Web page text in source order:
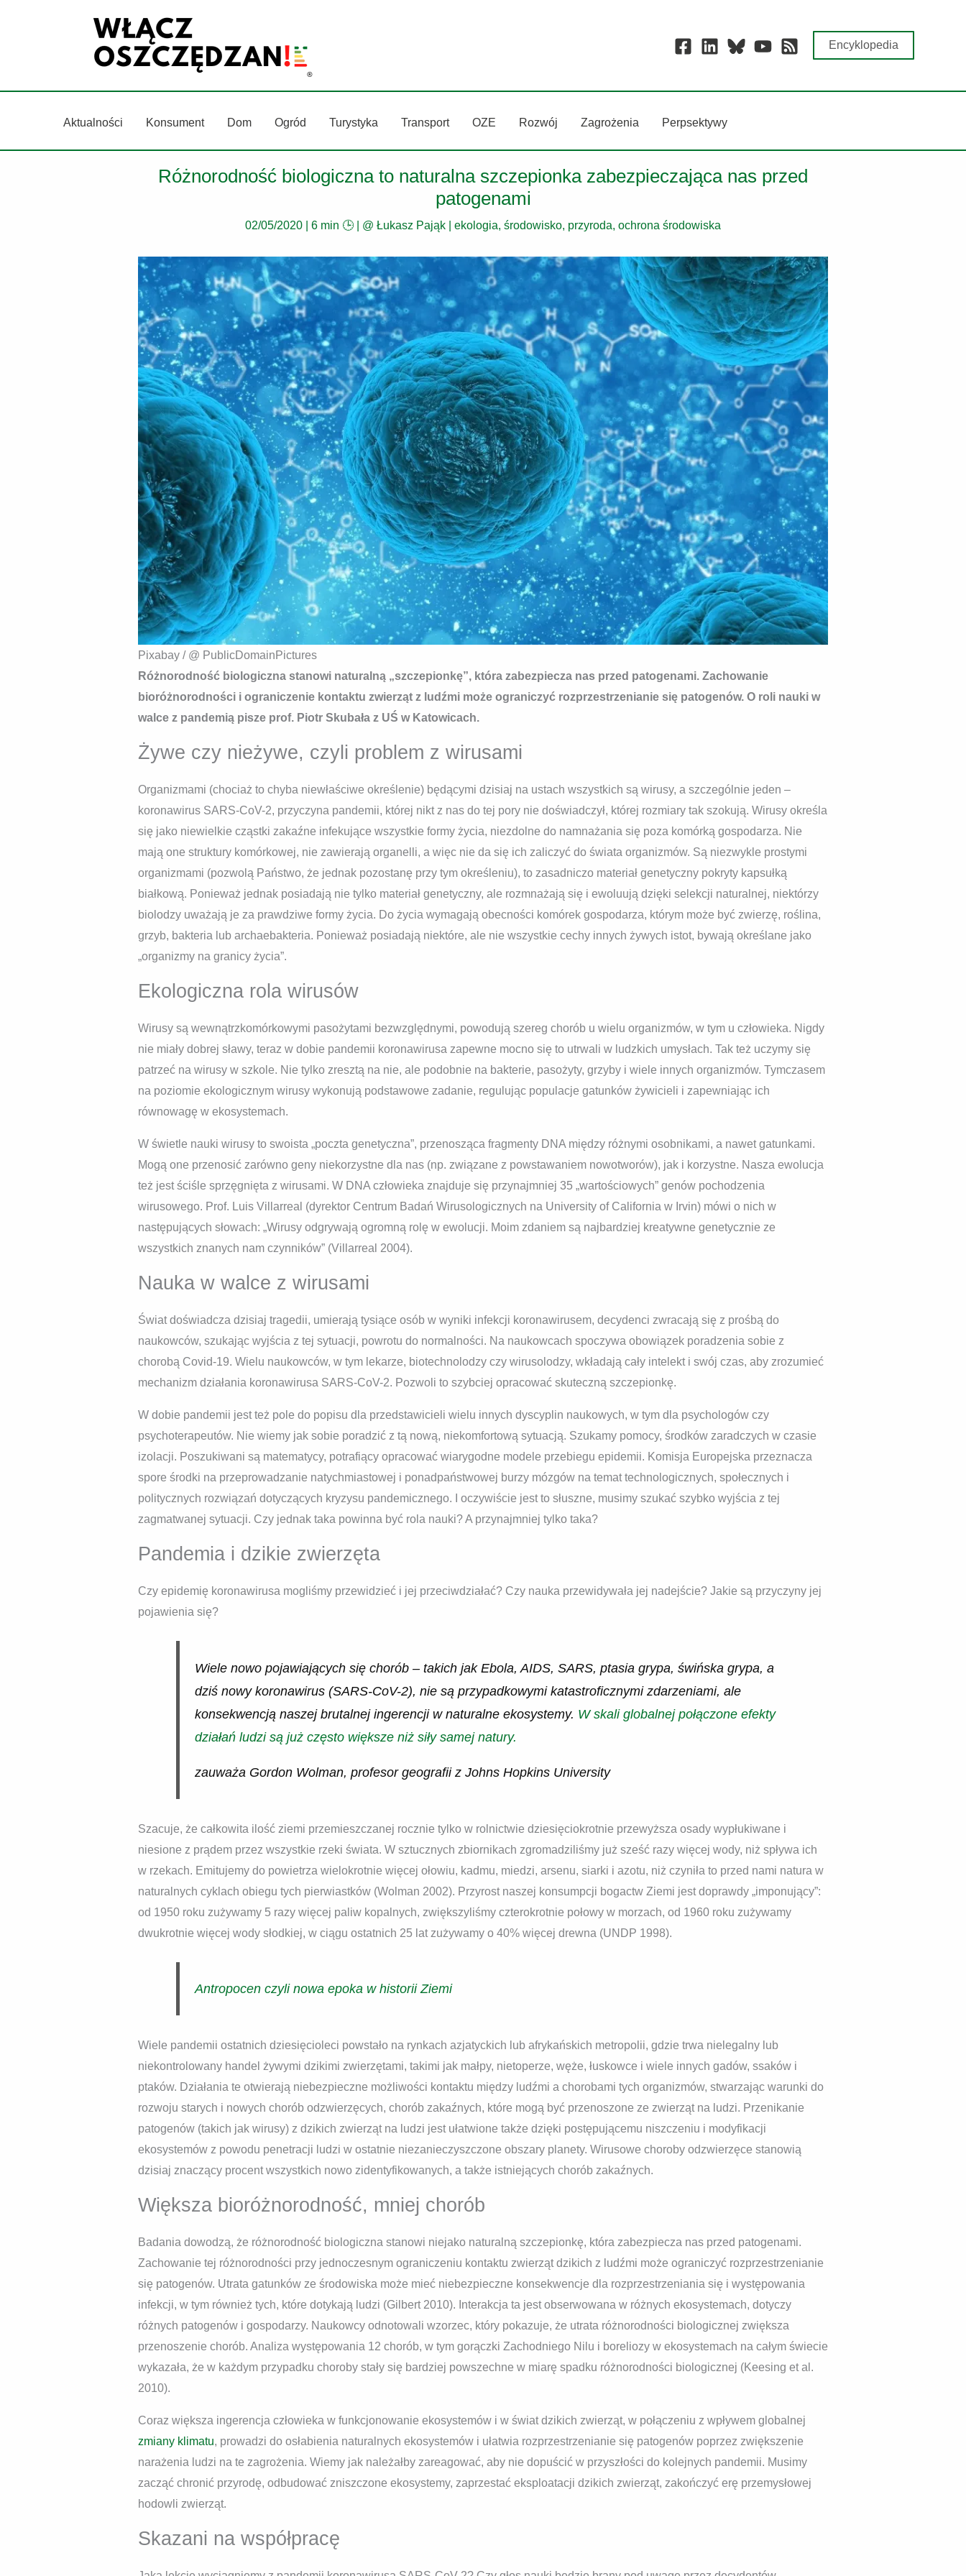
Encyklopedia
Aktualności Konsument Dom Ogród Turystyka Transport OZE Rozwój Zagrożenia Perpsektywy
Różnorodność biologiczna to naturalna szczepionka zabezpieczająca nas przed
patogenami
02/05/2020 6 min 🕒 | @ Łukasz Pająk ekologia, środowisko, przyroda, ochrona środowiska
Pixabay / @ PublicDomainPictures
Różnorodność biologiczna stanowi naturalną „szczepionkę”, która zabezpiecza nas przed patogenami. Zachowanie
bioróżnorodności i ograniczenie kontaktu zwierząt z ludźmi może ograniczyć rozprzestrzenianie się patogenów. O roli nauki w
walce z pandemią pisze prof. Piotr Skubała z UŚ w Katowicach.
Żywe czy nieżywe, czyli problem z wirusami
Organizmami (chociaż to chyba niewłaściwe określenie) będącymi dzisiaj na ustach wszystkich są wirusy, a szczególnie jeden –
koronawirus SARS-CoV-2, przyczyna pandemii, której nikt z nas do tej pory nie doświadczył, której rozmiary tak szokują. Wirusy określa
się jako niewielkie cząstki zakaźne infekujące wszystkie formy życia, niezdolne do namnażania się poza komórką gospodarza. Nie
mają one struktury komórkowej, nie zawierają organelli, a więc nie da się ich zaliczyć do świata organizmów. Są niezwykle prostymi
organizmami (pozwolą Państwo, że jednak pozostanę przy tym określeniu), to zasadniczo materiał genetyczny pokryty kapsułką
białkową. Ponieważ jednak posiadają nie tylko materiał genetyczny, ale rozmnażają się i ewoluują dzięki selekcji naturalnej, niektórzy
biolodzy uważają je za prawdziwe formy życia. Do życia wymagają obecności komórek gospodarza, którym może być zwierzę, roślina,
grzyb, bakteria lub archaebakteria. Ponieważ posiadają niektóre, ale nie wszystkie cechy innych żywych istot, bywają określane jako
„organizmy na granicy życia”.
Ekologiczna rola wirusów
Wirusy są wewnątrzkomórkowymi pasożytami bezwzględnymi, powodują szereg chorób u wielu organizmów, w tym u człowieka. Nigdy
nie miały dobrej sławy, teraz w dobie pandemii koronawirusa zapewne mocno się to utrwali w ludzkich umysłach. Tak też uczymy się
patrzeć na wirusy w szkole. Nie tylko zresztą na nie, ale podobnie na bakterie, pasożyty, grzyby i wiele innych organizmów. Tymczasem
na poziomie ekologicznym wirusy wykonują podstawowe zadanie, regulując populacje gatunków żywicieli i zapewniając ich
równowagę w ekosystemach.
W świetle nauki wirusy to swoista „poczta genetyczna”, przenosząca fragmenty DNA między różnymi osobnikami, a nawet gatunkami.
Mogą one przenosić zarówno geny niekorzystne dla nas (np. związane z powstawaniem nowotworów), jak i korzystne. Nasza ewolucja
też jest ściśle sprzęgnięta z wirusami. W DNA człowieka znajduje się przynajmniej 35 „wartościowych” genów pochodzenia
wirusowego. Prof. Luis Villarreal (dyrektor Centrum Badań Wirusologicznych na University of California w Irvin) mówi o nich w
następujących słowach: „Wirusy odgrywają ogromną rolę w ewolucji. Moim zdaniem są najbardziej kreatywne genetycznie ze
wszystkich znanych nam czynników” (Villarreal 2004).
Nauka w walce z wirusami
Świat doświadcza dzisiaj tragedii, umierają tysiące osób w wyniki infekcji koronawirusem, decydenci zwracają się z prośbą do
naukowców, szukając wyjścia z tej sytuacji, powrotu do normalności. Na naukowcach spoczywa obowiązek poradzenia sobie z
chorobą Covid-19. Wielu naukowców, w tym lekarze, biotechnolodzy czy wirusolodzy, wkładają cały intelekt i swój czas, aby zrozumieć
mechanizm działania koronawirusa SARS-CoV-2. Pozwoli to szybciej opracować skuteczną szczepionkę.
W dobie pandemii jest też pole do popisu dla przedstawicieli wielu innych dyscyplin naukowych, w tym dla psychologów czy
psychoterapeutów. Nie wiemy jak sobie poradzić z tą nową, niekomfortową sytuacją. Szukamy pomocy, środków zaradczych w czasie
izolacji. Poszukiwani są matematycy, potrafiący opracować wiarygodne modele przebiegu epidemii. Komisja Europejska przeznacza
spore środki na przeprowadzanie natychmiastowej i ponadpaństwowej burzy mózgów na temat technologicznych, społecznych i
politycznych rozwiązań dotyczących kryzysu pandemicznego. I oczywiście jest to słuszne, musimy szukać szybko wyjścia z tej
zagmatwanej sytuacji. Czy jednak taka powinna być rola nauki? A przynajmniej tylko taka?
Pandemia i dzikie zwierzęta
Czy epidemię koronawirusa mogliśmy przewidzieć i jej przeciwdziałać? Czy nauka przewidywała jej nadejście? Jakie są przyczyny jej
pojawienia się?
Wiele nowo pojawiających się chorób – takich jak Ebola, AIDS, SARS, ptasia grypa, świńska grypa, a
dziś nowy koronawirus (SARS-CoV-2), nie są przypadkowymi katastroficznymi zdarzeniami, ale
konsekwencją naszej brutalnej ingerencji w naturalne ekosystemy. W skali globalnej połączone efekty
działań ludzi są już często większe niż siły samej natury.
zauważa Gordon Wolman, profesor geografii z Johns Hopkins University
Szacuje, że całkowita ilość ziemi przemieszczanej rocznie tylko w rolnictwie dziesięciokrotnie przewyższa osady wypłukiwane i
niesione z prądem przez wszystkie rzeki świata. W sztucznych zbiornikach zgromadziliśmy już sześć razy więcej wody, niż spływa ich
w rzekach. Emitujemy do powietrza wielokrotnie więcej ołowiu, kadmu, miedzi, arsenu, siarki i azotu, niż czyniła to przed nami natura w
naturalnych cyklach obiegu tych pierwiastków (Wolman 2002). Przyrost naszej konsumpcji bogactw Ziemi jest doprawdy „imponujący”:
od 1950 roku zużywamy 5 razy więcej paliw kopalnych, zwiększyliśmy czterokrotnie połowy w morzach, od 1960 roku zużywamy
dwukrotnie więcej wody słodkiej, w ciągu ostatnich 25 lat zużywamy o 40% więcej drewna (UNDP 1998).
Antropocen czyli nowa epoka w historii Ziemi
Wiele pandemii ostatnich dziesięcioleci powstało na rynkach azjatyckich lub afrykańskich metropolii, gdzie trwa nielegalny lub
niekontrolowany handel żywymi dzikimi zwierzętami, takimi jak małpy, nietoperze, węże, łuskowce i wiele innych gadów, ssaków i
ptaków. Działania te otwierają niebezpieczne możliwości kontaktu między ludźmi a chorobami tych organizmów, stwarzając warunki do
rozwoju starych i nowych chorób odzwierzęcych, chorób zakaźnych, które mogą być przenoszone ze zwierząt na ludzi. Przenikanie
patogenów (takich jak wirusy) z dzikich zwierząt na ludzi jest ułatwione także dzięki postępującemu niszczeniu i modyfikacji
ekosystemów z powodu penetracji ludzi w ostatnie niezanieczyszczone obszary planety. Wirusowe choroby odzwierzęce stanowią
dzisiaj znaczący procent wszystkich nowo zidentyfikowanych, a także istniejących chorób zakaźnych.
Większa bioróżnorodność, mniej chorób
Badania dowodzą, że różnorodność biologiczna stanowi niejako naturalną szczepionkę, która zabezpiecza nas przed patogenami.
Zachowanie tej różnorodności przy jednoczesnym ograniczeniu kontaktu zwierząt dzikich z ludźmi może ograniczyć rozprzestrzenianie
się patogenów. Utrata gatunków ze środowiska może mieć niebezpieczne konsekwencje dla rozprzestrzeniania się i występowania
infekcji, w tym również tych, które dotykają ludzi (Gilbert 2010). Interakcja ta jest obserwowana w różnych ekosystemach, dotyczy
różnych patogenów i gospodarzy. Naukowcy odnotowali wzorzec, który pokazuje, że utrata różnorodności biologicznej zwiększa
przenoszenie chorób. Analiza występowania 12 chorób, w tym gorączki Zachodniego Nilu i boreliozy w ekosystemach na całym świecie
wykazała, że w każdym przypadku choroby stały się bardziej powszechne w miarę spadku różnorodności biologicznej (Keesing et al.
2010).
Coraz większa ingerencja człowieka w funkcjonowanie ekosystemów i w świat dzikich zwierząt, w połączeniu z wpływem globalnej
zmiany klimatu, prowadzi do osłabienia naturalnych ekosystemów i ułatwia rozprzestrzenianie się patogenów poprzez zwiększenie
narażenia ludzi na te zagrożenia. Wiemy jak należałby zareagować, aby nie dopuścić w przyszłości do kolejnych pandemii. Musimy
zacząć chronić przyrodę, odbudować zniszczone ekosystemy, zaprzestać eksploatacji dzikich zwierząt, zakończyć erę przemysłowej
hodowli zwierząt.
Skazani na współpracę